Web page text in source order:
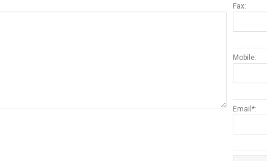
Fax:
Mobile:
Email*: